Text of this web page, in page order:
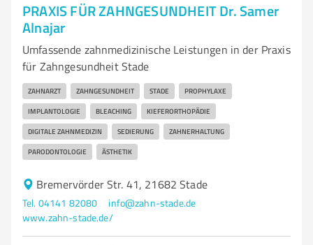
PRAXIS FÜR ZAHNGESUNDHEIT Dr. Samer
Alnajar
Umfassende zahnmedizinische Leistungen in der Praxis
für Zahngesundheit Stade
ZAHNARZT ZAHNGESUNDHEIT STADE PROPHYLAXE
IMPLANTOLOGIE BLEACHING KIEFERORTHOPÄDIE
DIGITALE ZAHNMEDIZIN SEDIERUNG ZAHNERHALTUNG
PARODONTOLOGIE ÄSTHETIK
Bremervörder Str. 41, 21682 Stade
Tel. 04141 82080
info@zahn-stade.de
www.zahn-stade.de/